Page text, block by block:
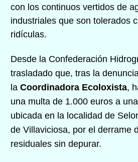
con los continuos vertidos de
industriales que son tolerados
ridículas.
Desde la Confederación
trasladado que, tras la
la Coordinadora Ecoloxista,
una multa de 1.000 euros a
ubicada en la localidad de
de Villaviciosa, por el derrame
residuales sin depurar.